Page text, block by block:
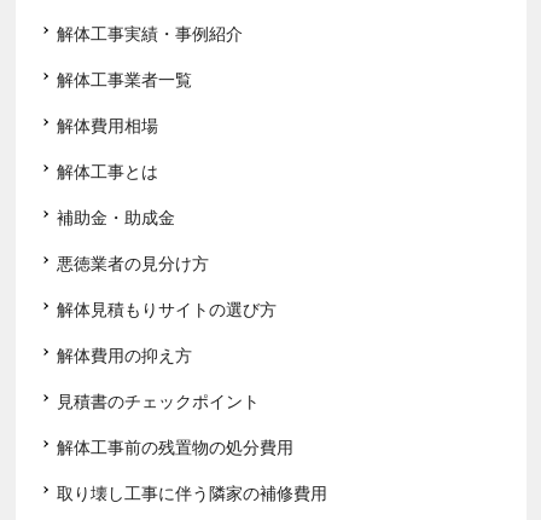
解体工事実績・事例紹介
解体工事業者一覧
解体費用相場
解体工事とは
補助金・助成金
悪徳業者の見分け方
解体見積もりサイトの選び方
解体費用の抑え方
見積書のチェックポイント
解体工事前の残置物の処分費用
取り壊し工事に伴う隣家の補修費用